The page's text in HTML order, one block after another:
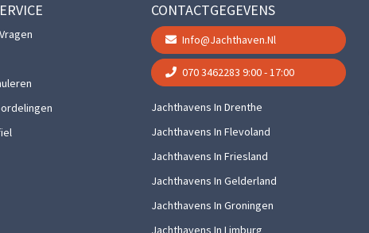
CONTACTGEGEVENS
Info@jachthaven.nl
070 3462283 9:00 - 17:00
Jachthavens In Drenthe
Jachthavens In Flevoland
Jachthavens In Friesland
Jachthavens In Gelderland
Jachthavens In Groningen
Jachthavens In Limburg